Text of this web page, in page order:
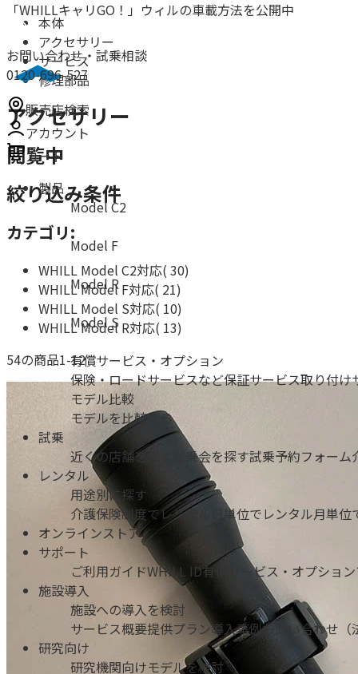
「WHILLキャリGO！」ウィルの車載方法を公開中
お問い合わせ・試乗相談
0120-696-527
販売店検索
アカウント
カート
製品
Model C2
Model F
Model R
Model S
有償サービス・オプション
保険・ロードサービスなど保証サービス取り付け
モデル比較
モデルを比較する
試乗
近くの店舗を探す
試乗会を探す試乗予約フォーム
レンタル
用途別に探す
介護保険制度でレンタル
日単位でレンタル月単位
オンラインストア
サポート
ご利用ガイドWHILL ID有償サービス・オプション
施設導入
施設への導入を検討
サービス概要提供プラン導入事例お問い合わせ（
研究向け
研究機関向けモデルを検討
本体
アクセサリー
サービス
修理部品
アクセサリー
閲覧中
絞り込み条件
カテゴリ:
WHILL Model C2対応( 30)
WHILL Model F対応( 21)
WHILL Model S対応( 10)
WHILL Model R対応( 13)
54の商品1-12